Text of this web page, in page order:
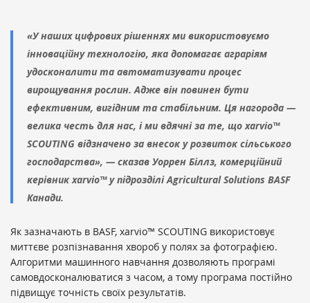
«У наших цифрових рішеннях ми використовуємо
інноваційну технологію, яка допомагає аграріям
удосконалити та автоматизувати процес
вирощування рослин. Адже він повинен бути
ефективним, вигідним та стабільним. Ця нагорода —
велика честь для нас, і ми вдячні за те, що xarvio™
SCOUTING відзначено за внесок у розвиток сільського
господарства», — сказав Уоррен Біллз, комерційний
керівник xarvio™ у підрозділі Agricultural Solutions BASF
Канади.
Як зазначають в BASF, xarvio™ SCOUTING використовує
миттєве розпізнавання хвороб у полях за фотографією.
Алгоритми машинного навчання дозволяють програмі
самовдосконалюватися з часом, а тому програма постійно
підвищує точність своїх результатів.